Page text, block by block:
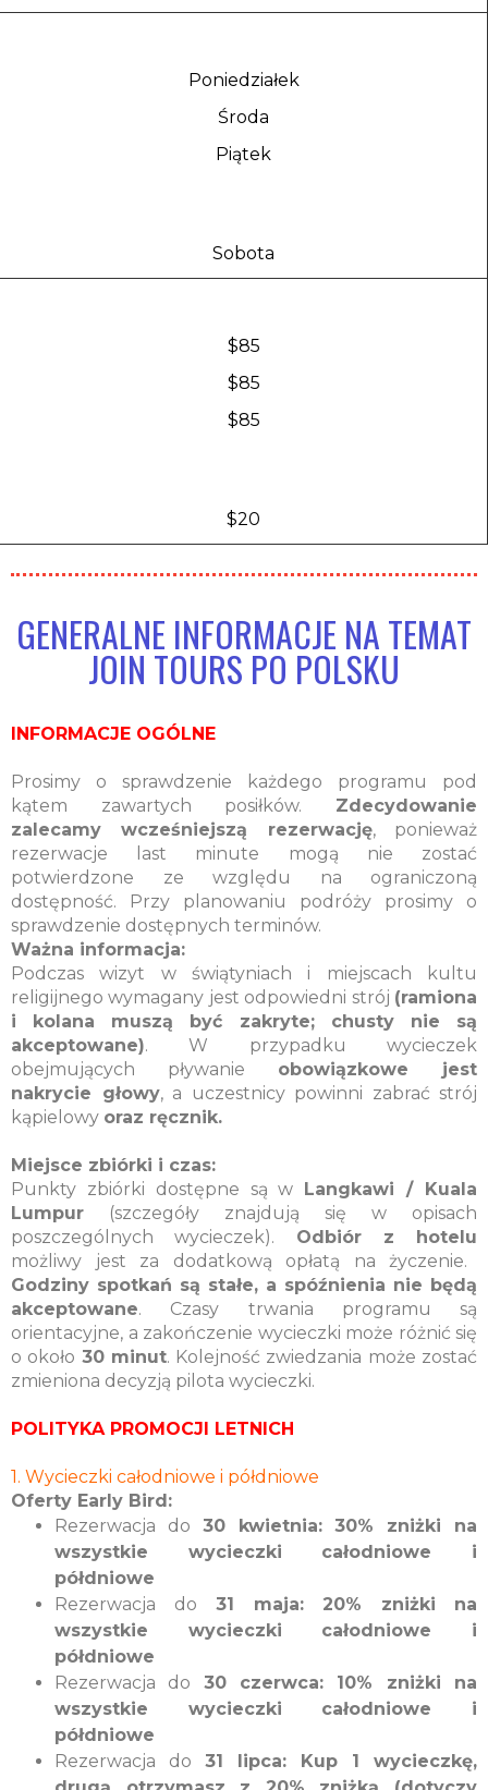
Poniedziałek
Środa
Piątek
Sobota
$85
$85
$85
$20
GENERALNE INFORMACJE NA TEMAT
JOIN TOURS PO POLSKU
INFORMACJE OGÓLNE
Prosimy o sprawdzenie każdego programu pod
kątem zawartych posiłków. Zdecydowanie
zalecamy wcześniejszą rezerwację, ponieważ
rezerwacje last minute mogą nie zostać
potwierdzone ze względu na ograniczoną
dostępność. Przy planowaniu podróży prosimy o
sprawdzenie dostępnych terminów.
Ważna informacja:
Podczas wizyt w świątyniach i miejscach kultu
religijnego wymagany jest odpowiedni strój (ramiona
i kolana muszą być zakryte; chusty nie są
akceptowane). W przypadku wycieczek
obejmujących pływanie obowiązkowe jest
nakrycie głowy, a uczestnicy powinni zabrać strój
kąpielowy oraz ręcznik.
Miejsce zbiórki i czas:
Punkty zbiórki dostępne są w Langkawi / Kuala
Lumpur (szczegóły znajdują się w opisach
poszczególnych wycieczek). Odbiór z hotelu
możliwy jest za dodatkową opłatą na życzenie.
Godziny spotkań są stałe, a spóźnienia nie będą
akceptowane. Czasy trwania programu są
orientacyjne, a zakończenie wycieczki może różnić się
o około 30 minut. Kolejność zwiedzania może zostać
zmieniona decyzją pilota wycieczki.
POLITYKA PROMOCJI LETNICH
1. Wycieczki całodniowe i półdniowe
Oferty Early Bird:
Rezerwacja do 30 kwietnia: 30% zniżki na
wszystkie wycieczki całodniowe i
półdniowe
Rezerwacja do 31 maja: 20% zniżki na
wszystkie wycieczki całodniowe i
półdniowe
Rezerwacja do 30 czerwca: 10% zniżki na
wszystkie wycieczki całodniowe i
półdniowe
Rezerwacja do 31 lipca: Kup 1 wycieczkę,